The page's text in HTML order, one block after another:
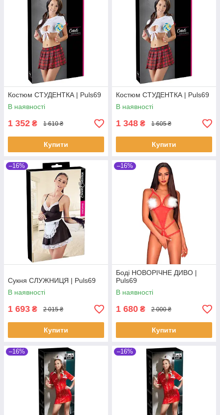
Костюм СТУДЕНТКА | Puls69
В наявності
1 352 ₴ 1 610 ₴
Купити
Костюм СТУДЕНТКА | Puls69
В наявності
1 348 ₴ 1 605 ₴
Купити
–16%
Сукня СЛУЖНИЦЯ | Puls69
В наявності
1 693 ₴ 2 015 ₴
Купити
–16%
Боді НОВОРІЧНЕ ДИВО |
Puls69
В наявності
1 680 ₴ 2 000 ₴
Купити
–16% –16%